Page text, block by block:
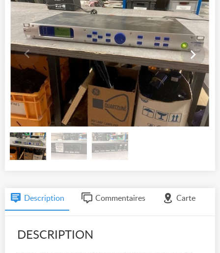
Description Commentaires Carte
DESCRIPTION